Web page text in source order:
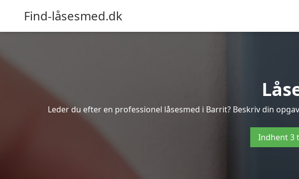
Find-låsesmed.dk
Leder du efter en professionel låsesmed i Barrit? Beskriv din
Indhent 3